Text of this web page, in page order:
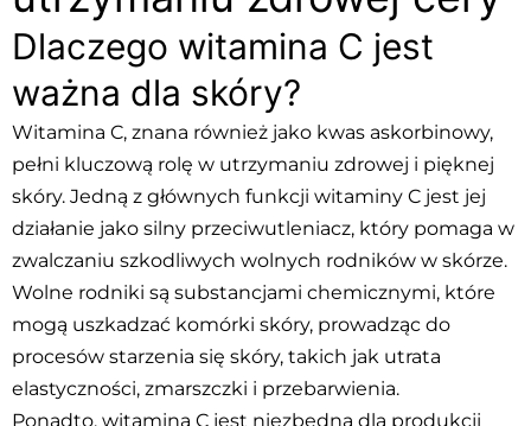
Dlaczego witamina C jest
ważna dla skóry?
Witamina C, znana również jako kwas askorbinowy,
pełni kluczową rolę w utrzymaniu zdrowej i pięknej
skóry. Jedną z głównych funkcji witaminy C jest jej
działanie jako silny przeciwutleniacz, który pomaga w
zwalczaniu szkodliwych wolnych rodników w skórze.
Wolne rodniki są substancjami chemicznymi, które
mogą uszkadzać komórki skóry, prowadząc do
procesów starzenia się skóry, takich jak utrata
elastyczności, zmarszczki i przebarwienia.
Ponadto, witamina C jest niezbędna dla produkcji